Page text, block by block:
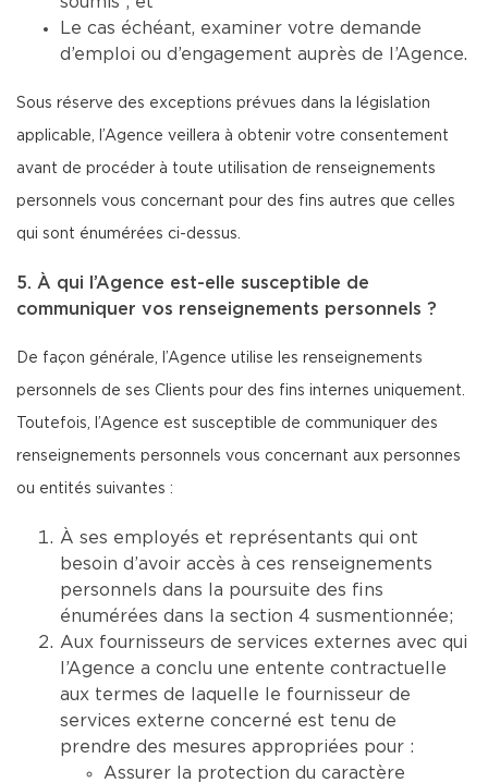
Le cas échéant, examiner votre demande
d’emploi ou d’engagement auprès de l’Agence.
Sous réserve des exceptions prévues dans la législation
applicable, l’Agence veillera à obtenir votre consentement
avant de procéder à toute utilisation de renseignements
personnels vous concernant pour des fins autres que celles
qui sont énumérées ci-dessus.
5. À qui l’Agence est-elle susceptible de
communiquer vos renseignements personnels ?
De façon générale, l’Agence utilise les renseignements
personnels de ses Clients pour des fins internes uniquement.
Toutefois, l’Agence est susceptible de communiquer des
renseignements personnels vous concernant aux personnes
ou entités suivantes :
À ses employés et représentants qui ont
besoin d’avoir accès à ces renseignements
personnels dans la poursuite des fins
énumérées dans la section 4 susmentionnée;
Aux fournisseurs de services externes avec qui
l’Agence a conclu une entente contractuelle
aux termes de laquelle le fournisseur de
services externe concerné est tenu de
prendre des mesures appropriées pour :
Assurer la protection du caractère